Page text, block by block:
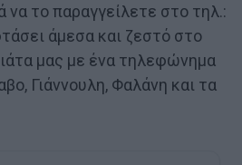
το παραγγείλετε στο τηλ.:
άμεσα και ζεστό στο
μας με ένα τηλεφώνημα
Γιάννουλη, Φαλάνη και τα